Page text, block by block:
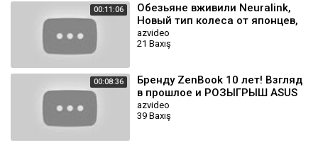
00:11:06
Обезьяне вживили Neuralink,
Новый тип колеса от японцев,
проникновение в SpaceX и
другие новости
azvideo
21 Baxış
00:08:36
Бренду ZenBook 10 лет! Взгляд
в прошлое и РОЗЫГРЫШ ASUS
ZenBook Duo 14!
azvideo
39 Baxış